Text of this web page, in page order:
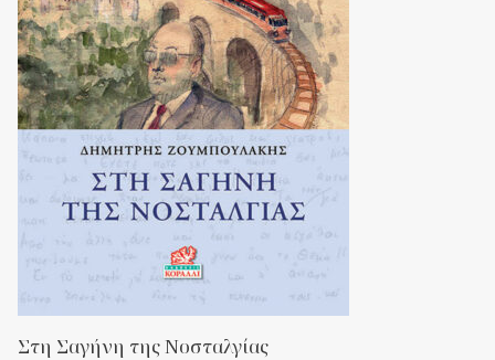
Στη Σαγήνη της Νοσταλγίας